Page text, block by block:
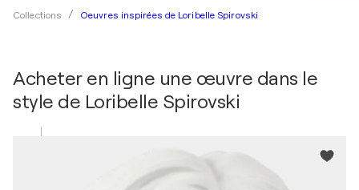
Collections Oeuvres inspirées de Loribelle Spirovski
Acheter en ligne une œuvre dans le
style de Loribelle Spirovski